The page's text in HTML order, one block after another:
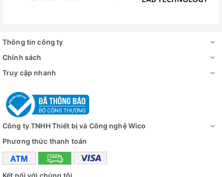
Thông tin công ty
Chính sách
Truy cập nhanh
Công ty TNHH Thiết bị và Công nghệ Wico
Phương thức thanh toán